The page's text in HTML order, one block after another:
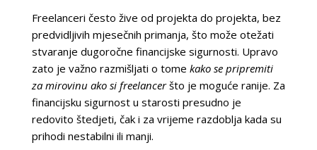
Freelanceri često žive od projekta do projekta, bez
predvidljivih mjesečnih primanja, što može otežati
stvaranje dugoročne financijske sigurnosti. Upravo
zato je važno razmišljati o tome kako se pripremiti
za mirovinu ako si freelanceršto je moguće ranije. Za
financijsku sigurnost u starosti presudno je
redovito štedjeti, čak i za vrijeme razdoblja kada su
prihodi nestabilni ili manji.